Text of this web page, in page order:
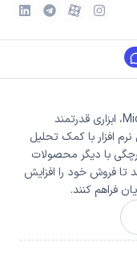
نرم‌افزار فروش Microsoft Dynamics 365، ابزاری قدرتمند
افزار با کمک تحلیل
با دیگر محصولات
تا فروش خود را افزایش
فراهم کنند.